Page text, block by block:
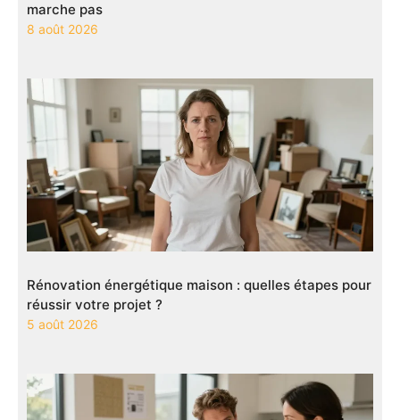
marche pas
8 août 2026
Rénovation énergétique maison : quelles étapes pour
réussir votre projet ?
5 août 2026